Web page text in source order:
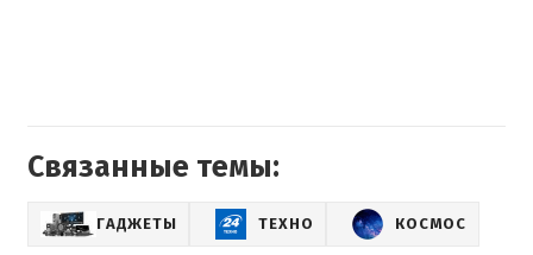
Связанные темы:
ГАДЖЕТЫ ТЕХНО КОСМОС